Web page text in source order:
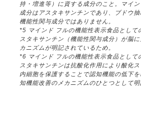
持・増進等）に資する成分のこと。マイ
成分はアスタキサンチンであり、ブドウ
機能性関与成分ではありません。
*5 マインド フルの機能性表示食品として
スタキサンチン（機能性関与成分）が脳
カニズムが明記されているため。
*6 マインド フルの機能性表示食品として
スタキサンチンは抗酸化作用により酸化
内細胞を保護することで認知機能の低下
知機能改善のメカニズムのひとつとして明